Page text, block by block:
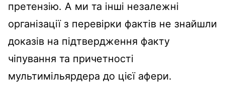
претензію. А ми та інші незалежні
організації з перевірки фактів не знайшли
доказів на підтвердження факту
чіпування та причетності
мультимільярдера до цієї афери.